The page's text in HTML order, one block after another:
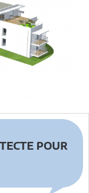
POUR